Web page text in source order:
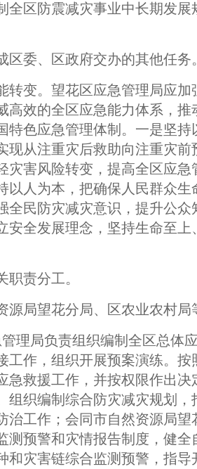
区防震减灾事业中长期发展
区委、区政府交办的其他任务
变。望花区应急管理局应
高效的全区应急能力体系，
特色应急管理体制。一是坚
现从注重灾后救助向注重灾
灾害风险转变，提高全区应
以人为本，把确保人民群众
全民防灾减灾意识，提升公
安全发展理念，坚持生命至
责分工。
局望花分局、区农业农村局
理局负责组织编制全区总体
工作，组织开展预案演练。
急救援工作，并按权限作出
组织编制综合防灾减灾规划
治工作；会同市自然资源局
测预警和灾情报告制度，健
和灾害链综合监测预警，指